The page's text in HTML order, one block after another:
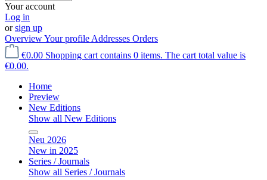
Your account
Log in
orsign up
OverviewYour profile Addresses Orders
€0.00 Shopping cart contains 0 items. The cart total value is
€0.00.
Home
Preview
New Editions
Show all New Editions
Neu 2026
New in 2025
Series / Journals
Show all Series / Journals